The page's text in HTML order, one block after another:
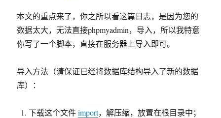
本文的重点来了，你之所以看这篇日志，是因为您的
数据太大，无法直接phpmyadmin，导入，所以我特意
你写了一个脚本，直接在服务器上导入即可。
导入方法（请保证已经将数据库结构导入了新的数据
库）：
下载这个文件import，解压缩，放置在根目录中；